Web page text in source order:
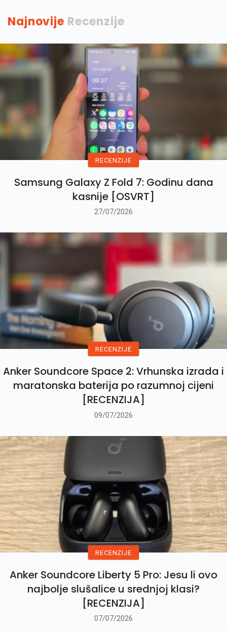
Najnovije Recenzije
RECENZIJE
Samsung Galaxy Z Fold 7: Godinu dana
kasnije [OSVRT]
27/07/2026
RECENZIJE
Anker Soundcore Space 2: Vrhunska izrada i
maratonska baterija po razumnoj cijeni
[RECENZIJA]
09/07/2026
RECENZIJE
Anker Soundcore Liberty 5 Pro: Jesu li ovo
najbolje slušalice u srednjoj klasi?
[RECENZIJA]
07/07/2026